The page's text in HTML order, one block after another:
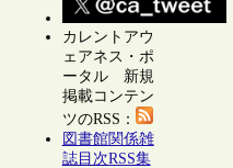
カレントアウ
ェアネス・ポ
ータル 新規
掲載コンテン
ツのRSS：
図書館関係雑
誌目次RSS集